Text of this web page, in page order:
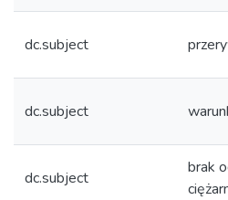
dc.subject
dc.subject
dc.subject
brak